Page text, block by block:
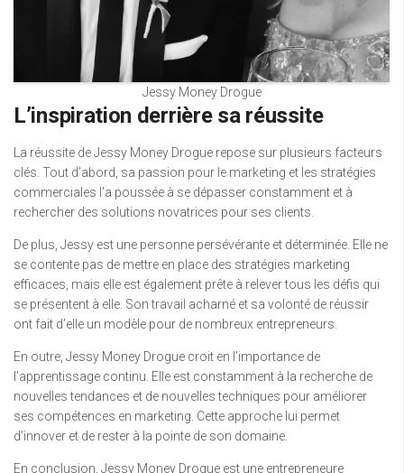
Jessy Money Drogue
L’inspiration derrière sa réussite
La réussite de Jessy Money Drogue repose sur plusieurs facteurs
clés. Tout d’abord, sa passion pour le marketing et les stratégies
commerciales l’a poussée à se dépasser constamment et à
rechercher des solutions novatrices pour ses clients.
De plus, Jessy est une personne persévérante et déterminée. Elle ne
se contente pas de mettre en place des stratégies marketing
efficaces, mais elle est également prête à relever tous les défis qui
se présentent à elle. Son travail acharné et sa volonté de réussir
ont fait d’elle un modèle pour de nombreux entrepreneurs.
En outre, Jessy Money Drogue croit en l’importance de
l’apprentissage continu. Elle est constamment à la recherche de
nouvelles tendances et de nouvelles techniques pour améliorer
ses compétences en marketing. Cette approche lui permet
d’innover et de rester à la pointe de son domaine.
En conclusion, Jessy Money Drogue est une entrepreneure